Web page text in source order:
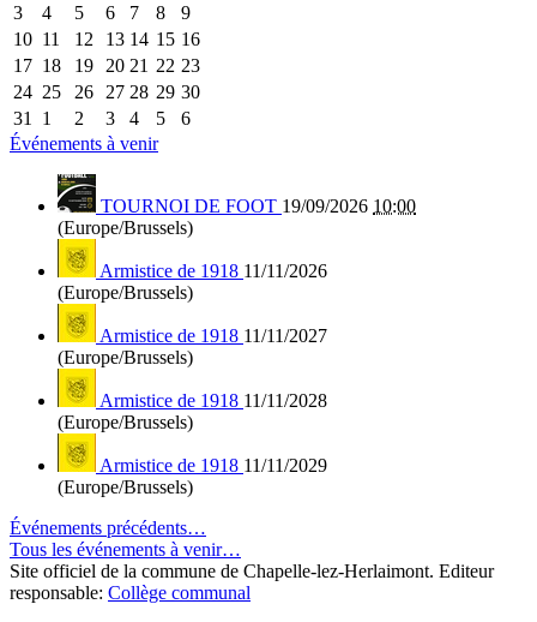
3
4 5 6 7 8
9
10 11 12 13 14 15 16
17 18 19 20 21 22 23
24 25 26 27 28 29 30
31 1 2 3 4 5
6
Événements à venir
TOURNOI DE FOOT 19/09/2026 10:00
(Europe/Brussels)
Armistice de 1918 11/11/2026
(Europe/Brussels)
Armistice de 1918 11/11/2027
(Europe/Brussels)
Armistice de 1918 11/11/2028
(Europe/Brussels)
Armistice de 1918 11/11/2029
(Europe/Brussels)
Événements précédents…
Tous les événements à venir…
Site officiel de la commune de Chapelle-lez-Herlaimont. Editeur
responsable: Collège communal